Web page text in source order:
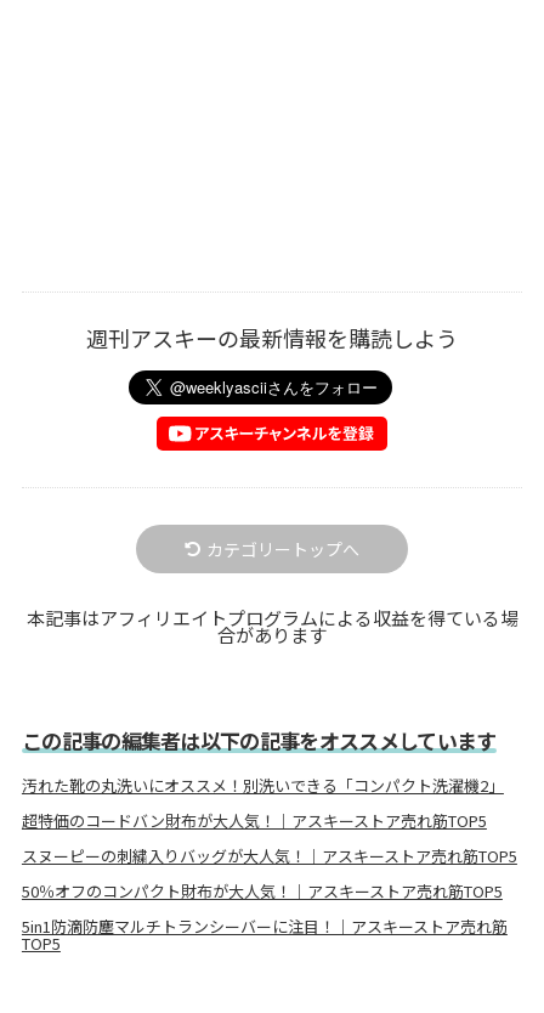
週刊アスキーの最新情報を購読しよう
カテゴリートップへ
本記事はアフィリエイトプログラムによる収益を得ている場
合があります
この記事の編集者は以下の記事をオススメしています
汚れた靴の丸洗いにオススメ！別洗いできる「コンパクト洗濯機2」
超特価のコードバン財布が大人気！｜アスキーストア売れ筋TOP5
スヌーピーの刺繍入りバッグが大人気！｜アスキーストア売れ筋TOP5
50％オフのコンパクト財布が大人気！｜アスキーストア売れ筋TOP5
5in1防滴防塵マルチトランシーバーに注目！｜アスキーストア売れ筋
TOP5